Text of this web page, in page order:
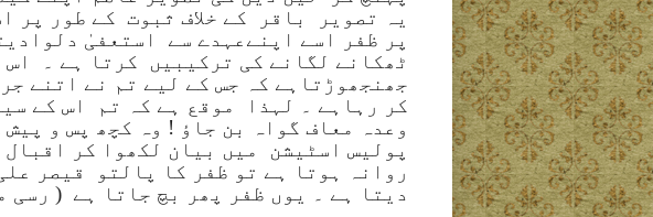
یہ تصویر
باقر کے خلاف ثبوت کے طور پر
پر ظفر اسے اپنےعہدے سے
استعفیٰ
ٹھکانے لگانے کی ترکیبیں
کرتا ہے ۔
جھنجھوڑتاہے کہ جس کے لیے تم نے اتنے
کر رہاہے ۔ لہذا
موقع ہے کہ تم اس کے
وعدہ معاف گواہ بن جاؤ ! وہ کچھ پس و پیش
پولیس اسٹیشن
میں بیان لکھوا کر
روانہ ہوتا ہے تو ظفر کا پالتو
قیصر
دیتا ہے ۔ یوں ظفر پھر بچ جاتا ہے ( رسی